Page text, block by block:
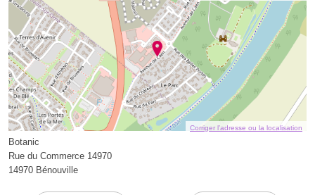
Corriger l’adresse ou la localisation
Botanic
Rue du Commerce 14970
14970 Bénouville